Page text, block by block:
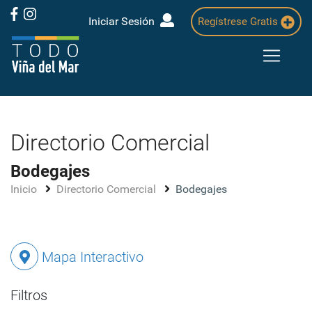
Iniciar Sesión Regístrese Gratis
Directorio Comercial
Bodegajes
Inicio Directorio Comercial Bodegajes
Mapa Interactivo
Filtros